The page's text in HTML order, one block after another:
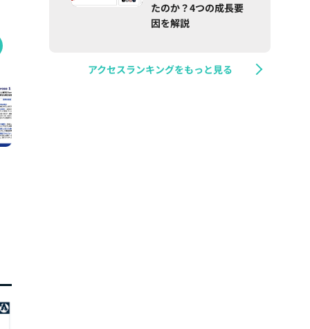
たのか？4つの成長要
因を解説
アクセスランキングをもっと見る